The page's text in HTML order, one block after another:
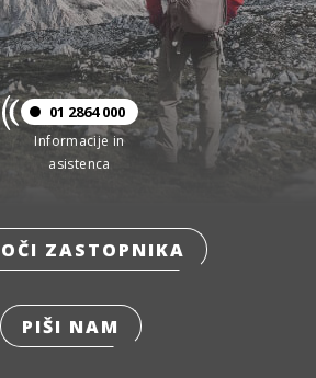
01 2864 000
Informacije in
asistenca
ZASTOPNIKA
PIŠI NAM